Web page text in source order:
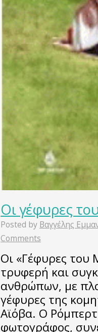
Οι γέφυρες
Posted by Βαγγέλης
Comments
Οι «Γέφυρες του
τρυφερή και
ανθρώπων, με
γέφυρες της
Αϊόβα. Ο
φωτογράφος,